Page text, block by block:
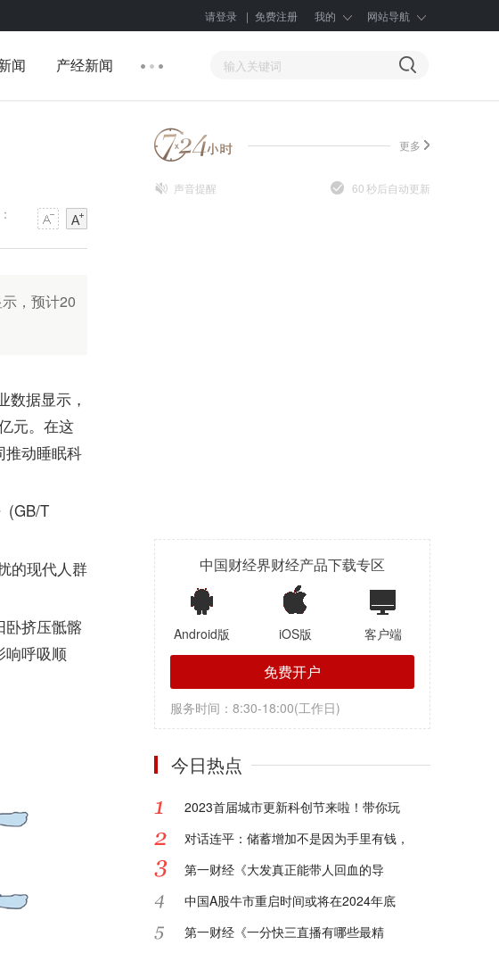
请登录 | 免费注册 我的 网站导航
闻 产经新闻
，预计20
据显示，
元。在这
推动睡眠科
(GB/T
的现代人群
挤压骶髂
响呼吸顺
更多
声音提醒 60秒后自动更新
中国财经界财经产品下载专区
Android版 iOS版 客户端
免费开户
服务时间：8:30-18:00(工作日)
今日热点
2023首届城市更新科创节来啦！带你玩
对话连平：储蓄增加不是因为手里有钱，
第一财经《大发真正能带人回血的导
中国A股牛市重启时间或将在2024年底
第一财经《一分快三直播有哪些最精